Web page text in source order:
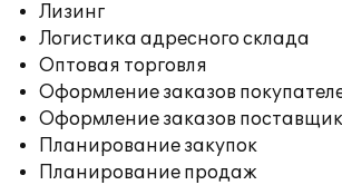
Лизинг
Логистика адресного склада
Оптовая торговля
Оформление заказов
Оформление заказов
Планирование закупок
Планирование продаж